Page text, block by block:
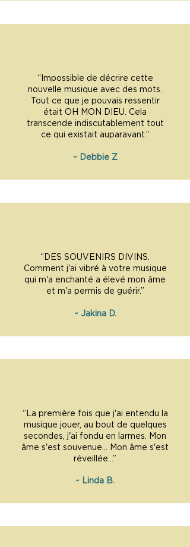
“Impossible de décrire cette
nouvelle musique avec des mots.
Tout ce que je pouvais ressentir
était OH MON DIEU. Cela
transcende indiscutablement tout
ce qui existait auparavant.”
~ Debbie Z
“DES SOUVENIRS DIVINS.
Comment j'ai vibré à votre musique
qui m'a enchanté a élevé mon âme
et m'a permis de guérir.”
~ Jakina D.
“La première fois que j'ai entendu la
musique jouer, au bout de quelques
secondes, j'ai fondu en larmes. Mon
âme s'est souvenue... Mon âme s'est
réveillée...”
~ Linda B.